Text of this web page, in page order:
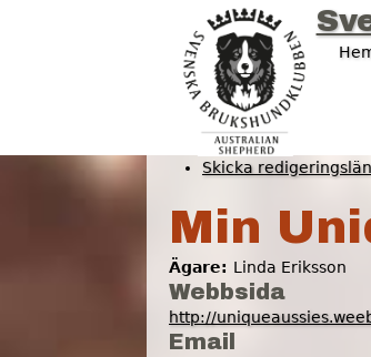
Skicka
Min
Ägare: Linda Eriksson
Webbsida
http://
Email
ä
r
h
ä
r